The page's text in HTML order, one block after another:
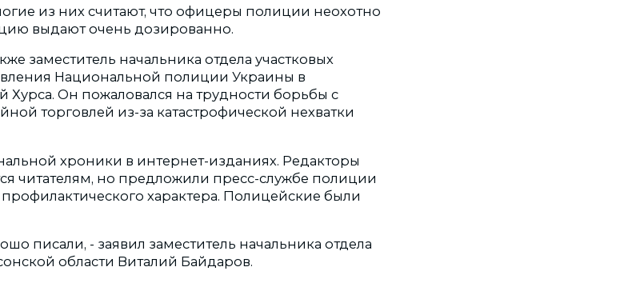
из них считают, что офицеры полиции неохотно
выдают очень дозированно.
заместитель начальника отдела участковых
Национальной полиции Украины в
Хурса. Он пожаловался на трудности борьбы с
торговлей из-за катастрофической нехватки
хроники в интернет-изданиях. Редакторы
читателям, но предложили пресс-службе полиции
характера. Полицейские были
писали, - заявил заместитель начальника отдела
области Виталий Байдаров.